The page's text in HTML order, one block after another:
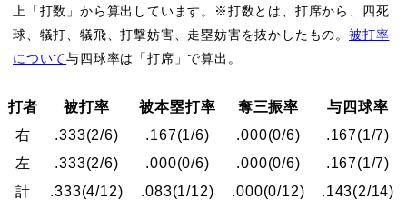
上「打数」から算出しています。※打数とは、打席から、四死
球、犠打、犠飛、打撃妨害、走塁妨害を抜かしたもの。被打率
について与四球率は「打席」で算出。
打者 被打率 被本塁打率 奪三振率
与四球率
右
.333(2/6) .167(1/6) .000(0/6) .167(1/7)
左
.333(2/6) .000(0/6) .000(0/6) .167(1/7)
計
.333(4/12) .083(1/12) .000(0/12) .143(2/14)